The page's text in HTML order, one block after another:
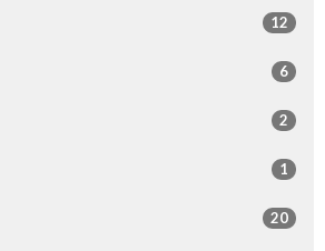
12
6
2
1
20